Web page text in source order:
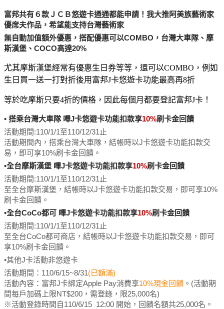
富邦共有６款ＪＣＢ悠遊卡通通都能申請！我大推阿美族藝術家
優席夫作品，希望能支持台灣藝術家
無自動加值額外優惠，搭配優惠可以COMBO，台灣大車隊、摩
斯漢堡、COCO高達20%
尤其摩斯漢堡經常有優惠生日券等等，還可以COMBO，例如
生日買一送一打對折後用富邦J卡悠遊卡功能最高再8折
等於吃摩斯只要4折的價格，因此每個月都要登記富邦J卡！
• 搭乘台灣大車隊 嗶J卡悠遊卡功能扣款享10%刷卡金回饋
活動期間:110/1/1至110/12/31止
活動期間內，搭乘台灣大車隊，結帳時以J卡悠遊卡功能扣款交
易，即可享10%刷卡金回饋。
•全台摩斯漢堡 嗶J卡悠遊卡功能扣款享10%刷卡金回饋
活動期間:110/1/1至110/12/31止
至全台摩斯漢堡，結帳時以J卡悠遊卡功能扣款交易，即可享10%
刷卡金回饋。
•全台CoCo都可 嗶J卡悠遊卡功能扣款享10%刷卡金回饋
活動期間:110/1/1至110/12/31止
至全台CoCo都可商店，結帳時以J卡悠遊卡功能扣款交易，即可
享10%刷卡金回饋。
•其他J卡活動非悠遊卡
活動期間：110/6/15~8/31(已額滿)
活動內容：富邦J卡綁定Apple Pay消費享10%現金回饋 。(活動期
間每戶加碼上限NT$200，需登錄，限25,000名)
※活動登錄時間自110/6/15 12:00 開始，回饋名額共25,000名。